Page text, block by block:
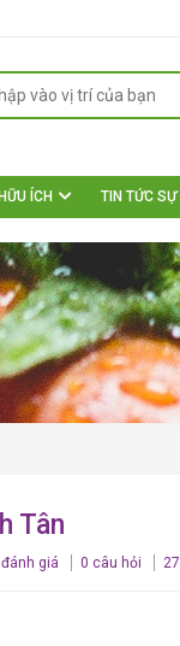
ÍCH TIN TỨC SỰ
Tân
giá 0 câu hỏi